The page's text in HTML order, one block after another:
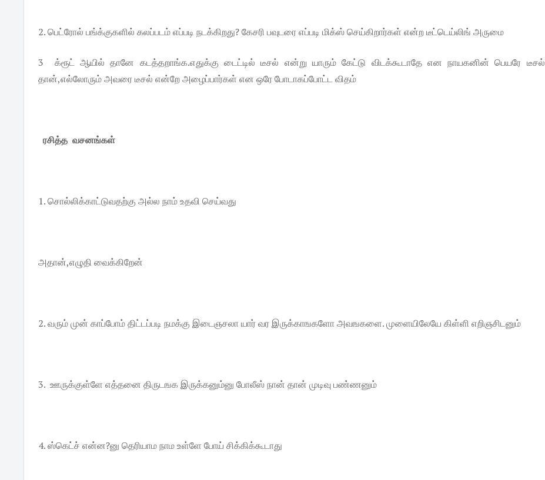
2. பெட்ரோல் பங்க்குகளில் கலப்படம் எப்படி நடக்கிறது? கேசரி பவுடரை எப்படி மிக்ஸ் செய்கிறார்கள் என்ற டீட்டெய்லிங் அருமை
3 க்ரூட் ஆயில் தானே கடத்தறாங்க.எதுக்கு டைட்டில் டீசல் என்று யாரும் கேட்டு விடக்கூடாதே என நாயகனின் பெயரே டீசல்
தான்,எல்லோரும் அவரை டீசல் என்றே அழைப்பார்கள் என ஒரே போடாகப்போட்ட விதம்
ரசித்த வசனங்கள்
1. சொல்லிக்காட்டுவதற்கு அல்ல நாம் உதவி செய்வது
அதான்,எழுதி வைக்கிறேன்
2. வரும் முன் காப்போம் திட்டப்படி நமக்கு இடைஞசலா யார் வர இருக்காஙகளோ அவஙகளை. முளையிலேயே கிள்ளி எறிஞசிடனும்
3. ஊருக்குள்ளே எத்தனை திருடஙக இருக்கனும்னு போலீஸ் நான் தான் முடிவு பண்ணனும்
4. ஸ்கெட்ச் என்ன?னு தெரியாம நாம உள்ளே போய் சிக்கிக்கூடாது